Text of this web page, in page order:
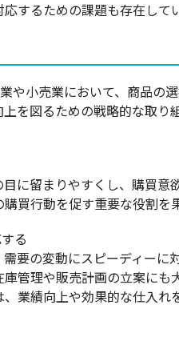
するための課題も存在してい
や小売業において、商品の
を図るための戦略的な取り
に留まりやすくし、購買意
買行動を促す重要な役割を
る
要の変動にスピーディーに
管理や販売計画の立案にも
業績向上や効果的な仕入れ